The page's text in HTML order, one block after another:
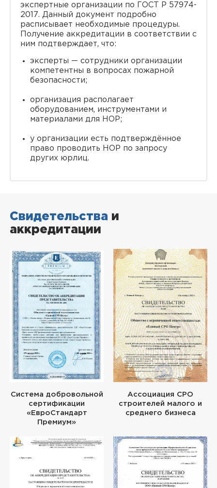
экспертные организации по ГОСТ Р 57974-
2017. Данный документ подробно
расписывает необходимые процедуры.
Получение аккредитации в соответствии с
ним подтверждает, что:
эксперты — сотрудники организации
компетентны в вопросах пожарной
безопасности;
организация располагает
оборудованием, инструментами и
материалами для НОР;
у организации есть подтверждённое
право проводить НОР по запросу
других юрлиц.
Свидетельства и
аккредитации
Система добровольной
сертификации
«ЕвроСтандарт
Премиум»
Ассоциация СРО
строителей малого и
среднего бизнеса